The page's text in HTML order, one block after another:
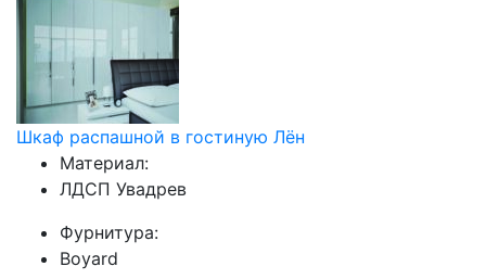
Шкаф распашной в гостиную Лён
Материал:
ЛДСП Увадрев
Фурнитура:
Boyard